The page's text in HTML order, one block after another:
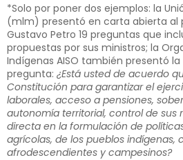
*Solo por poner dos ejemplos: la
(mlm) presentó en carta abierta al
Gustavo Petro 19 preguntas que
propuestas por sus ministros; la
Indígenas AISO también presentó
pregunta: ¿Está usted de acuerdo
Constitución para garantizar el
laborales, acceso a pensiones,
autonomía territorial, control de sus
directa en la formulación de
agrícolas, de los pueblos indígenas,
afrodescendientes y campesinos?